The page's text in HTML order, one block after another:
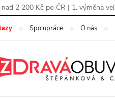
2 200 Kč po ČR | 1. výměna
Spolupráce O nás